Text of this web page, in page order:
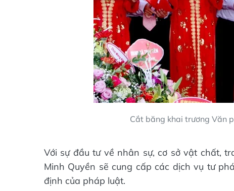
Cắt băng khai trương Văn
Với sự đầu tư về nhân sự, cơ sở vật chất,
Minh Quyền sẽ cung cấp các dịch vụ tư
định của pháp luật.